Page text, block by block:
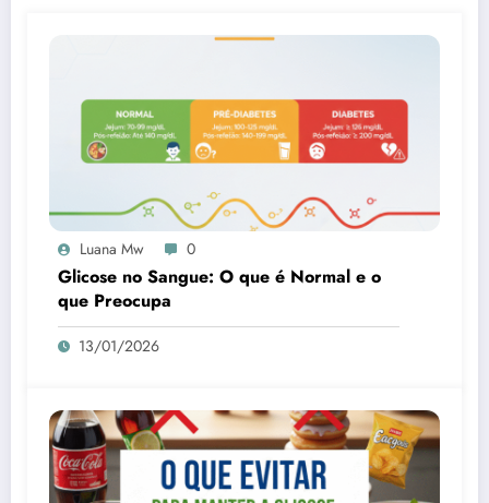
Luana Mw 0
Glicose no Sangue: O que é Normal e o
que Preocupa
13/01/2026